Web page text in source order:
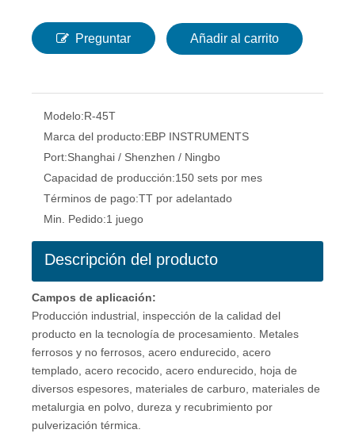
Preguntar Añadir al carrito
Modelo:R-45T
Marca del producto:EBP INSTRUMENTS
Port:Shanghai / Shenzhen / Ningbo
Capacidad de producción:150 sets por mes
Términos de pago:TT por adelantado
Min. Pedido:1 juego
Descripción del producto
Campos de aplicación:
Producción industrial, inspección de la calidad del
producto en la tecnología de procesamiento. Metales
ferrosos y no ferrosos, acero endurecido, acero
templado, acero recocido, acero endurecido, hoja de
diversos espesores, materiales de carburo, materiales de
metalurgia en polvo, dureza y recubrimiento por
pulverización térmica.